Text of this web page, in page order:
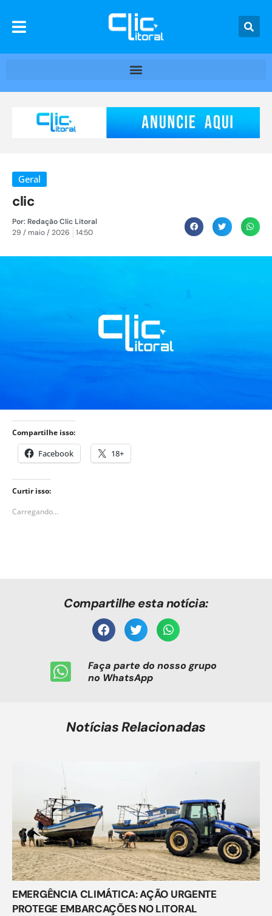
Geral
clic
Por:Redação Clic Litoral
29 / maio / 2026
14:50
Compartilhe isso:
Facebook 18+
Curtir isso:
Carregando...
Compartilhe esta notícia:
Faça parte do nosso grupo
no WhatsApp
Notícias Relacionadas
EMERGÊNCIA CLIMÁTICA: AÇÃO URGENTE
PROTEGE EMBARCAÇÕES NO LITORAL